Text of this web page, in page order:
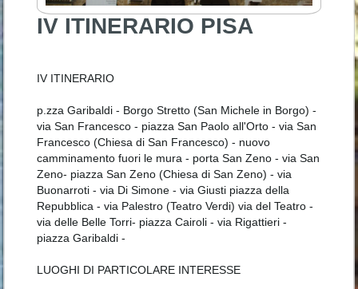
IV ITINERARIO PISA
IV ITINERARIO
p.zza Garibaldi - Borgo Stretto (San Michele in Borgo) -
via San Francesco - piazza San Paolo all'Orto - via San
Francesco (Chiesa di San Francesco) - nuovo
camminamento fuori le mura - porta San Zeno - via San
Zeno- piazza San Zeno (Chiesa di San Zeno) - via
Buonarroti - via Di Simone - via Giusti piazza della
Repubblica - via Palestro (Teatro Verdi) via del Teatro -
via delle Belle Torri- piazza Cairoli - via Rigattieri -
piazza Garibaldi -
LUOGHI DI PARTICOLARE INTERESSE